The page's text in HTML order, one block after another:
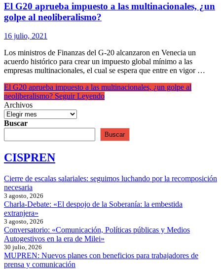
El G20 aprueba impuesto a las multinacionales, ¿un
golpe al neoliberalismo?
16 julio, 2021
Los ministros de Finanzas del G-20 alcanzaron en Venecia un
acuerdo histórico para crear un impuesto global mínimo a las
empresas multinacionales, el cual se espera que entre en vigor …
El G20 aprueba impuesto a las multinacionales, ¿un golpe al
neoliberalismo? Seguir Leyendo
Archivos
Buscar
Buscar
CISPREN
Cierre de escalas salariales: seguimos luchando por la recomposición
necesaria
3 agosto, 2026
Charla-Debate: «El despojo de la Soberanía: la embestida
extranjera»
3 agosto, 2026
Conversatorio: «Comunicación, Políticas públicas y Medios
Autogestivos en la era de Milei»
30 julio, 2026
MUPREN: Nuevos planes con beneficios para trabajadores de
prensa y comunicación